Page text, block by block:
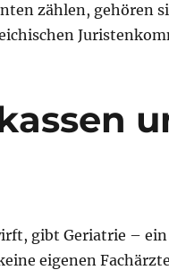
zählen, gehören
gibt Geriatrie –
eigenen